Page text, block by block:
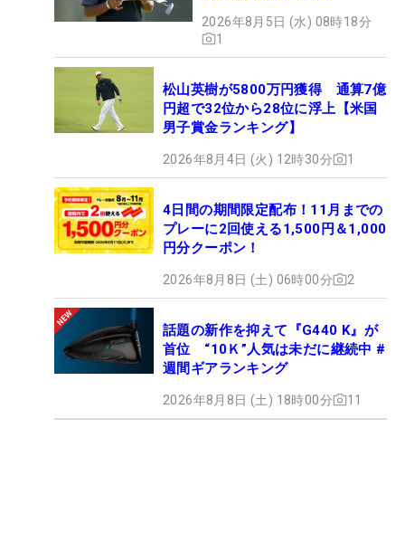
2026年8月5日 (水) 08時18分
1
松山英樹が5800万円獲得 通算7億
円超で32位から28位に浮上【米国
男子賞金ランキング】
2026年8月4日 (火) 12時30分 1
4日間の期間限定配布！11月までの
プレーに2回使える1,500円＆1,000
円分クーポン！
2026年8月8日 (土) 06時00分 2
話題の新作を抑えて『G440 K』が
首位 “10Ｋ”人気は未だに継続中 #
週間ギアランキング
2026年8月8日 (土) 18時00分 11